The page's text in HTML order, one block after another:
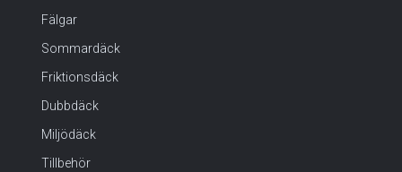
Fälgar
Sommardäck
Friktionsdäck
Dubbdäck
Miljödäck
Tillbehör